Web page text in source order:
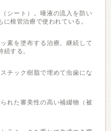
シート）。唾液の流入を防い
根管治療で使われている。
素を塗布する治療。継続して
する。
チック樹脂で埋めて虫歯にな
れた審美性の高い補綴物（被